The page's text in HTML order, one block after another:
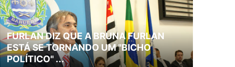
FURLAN DIZ QUE A BRUNA FURLAN
ESTÁ SE TORNANDO UM "BICHO
POLÍTICO" ...